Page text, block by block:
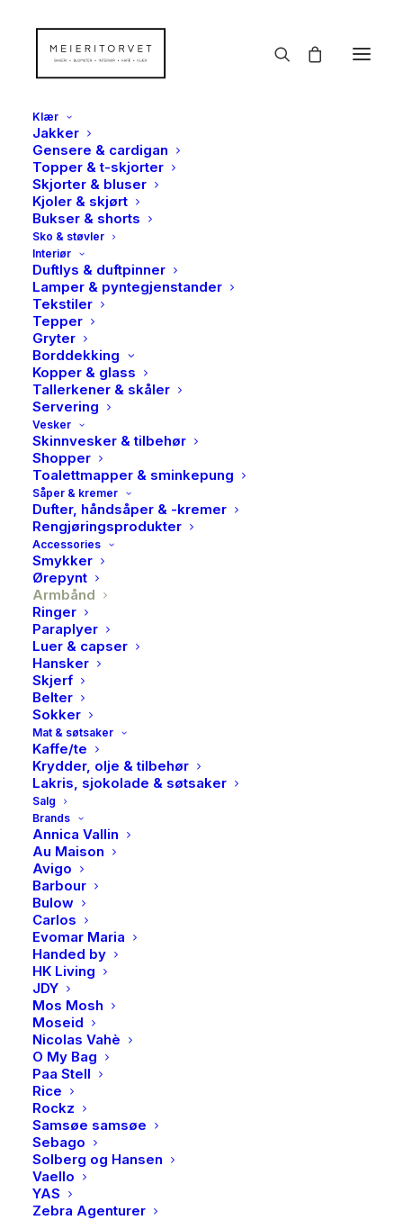
Klær
Jakker
Gensere & cardigan
Topper & t-skjorter
Skjorter & bluser
Kjoler & skjørt
Bukser & shorts
Sko & støvler
Interiør
Duftlys & duftpinner
Lamper & pyntegjenstander
Tekstiler
Tepper
Gryter
Borddekking
Kopper & glass
Tallerkener & skåler
Servering
Vesker
Skinnvesker & tilbehør
Shopper
Toalettmapper & sminkepung
Såper & kremer
Dufter, håndsåper & -kremer
Rengjøringsprodukter
Accessories
Smykker
Ørepynt
Armbånd
Ringer
Paraplyer
Luer & capser
Hansker
Skjerf
Belter
Sokker
Mat & søtsaker
Kaffe/te
Krydder, olje & tilbehør
Lakris, sjokolade & søtsaker
Salg
Brands
Annica Vallin
Au Maison
Avigo
Barbour
Bulow
Carlos
Evomar Maria
Handed by
HK Living
JDY
Mos Mosh
Moseid
Nicolas Vahè
O My Bag
Paa Stell
Rice
Rockz
Samsøe samsøe
Sebago
Solberg og Hansen
Vaello
YAS
Zebra Agenturer
TILBUD!
Sandra Lyng x PAN,
Armbånd i rhodinert sølv,
dopamin, MOTIVASJON
899,00kr
Opprinnelig
pris
var:
899,00kr.
449,50
Motivasjon og glede reguleres av molekylet dopamin
og med dette armbåndet i rhodinert sølv skal det
påminne deg om å følge det som gir deg energi og
mening, og om å finne glede i store og små øyeblikk.
Gjør settet komplett med tilhørende smykke og ring.
Lengde: 16 cm + 3 cm forlenger
Utsolgt
Produktnummer
Kategorier
Accessories
Brand